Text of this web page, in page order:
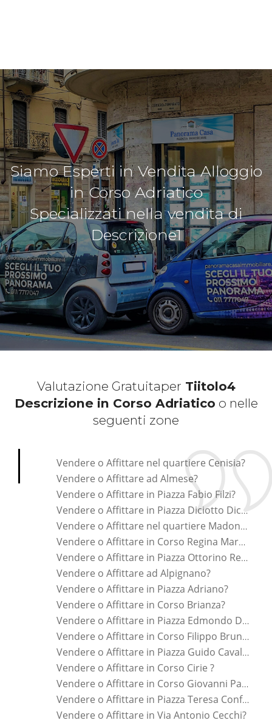
Siamo Esperti in Vendita Alloggio
in Corso Adriatico
Specializzati nella vendita di
Descrizione1
Valutazione Gratuitaper Tiitolo4
Descrizione in Corso Adriatico o nelle
seguenti zone
Vendere o Affittare nel quartiere Cenisia?
Vendere o Affittare ad Almese?
Vendere o Affittare in Piazza Fabio Filzi?
Vendere o Affittare in Piazza Diciotto Dicembre?
Vendere o Affittare nel quartiere Madonna Di Campagna?
Vendere o Affittare in Corso Regina Margherita?
Vendere o Affittare in Piazza Ottorino Respighi?
Vendere o Affittare ad Alpignano?
Vendere o Affittare in Piazza Adriano?
Vendere o Affittare in Corso Brianza?
Vendere o Affittare in Piazza Edmondo De Amicis?
Vendere o Affittare in Corso Filippo Brunelleschi?
Vendere o Affittare in Piazza Guido Cavalcanti?
Vendere o Affittare in Corso Cirie ?
Vendere o Affittare in Corso Giovanni Pascoli?
Vendere o Affittare in Piazza Teresa Confalonieri?
Vendere o Affittare in Via Antonio Cecchi?